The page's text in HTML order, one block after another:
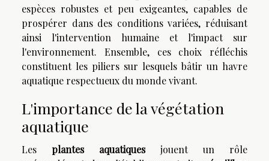
espèces robustes et peu exigeantes, capables de
prospérer dans des conditions variées, réduisant
ainsi l'intervention humaine et l'impact sur
l'environnement. Ensemble, ces choix réfléchis
constituent les piliers sur lesquels bâtir un havre
aquatique respectueux du monde vivant.
L'importance de la végétation
aquatique
Les plantes aquatiquesjouent un rôle